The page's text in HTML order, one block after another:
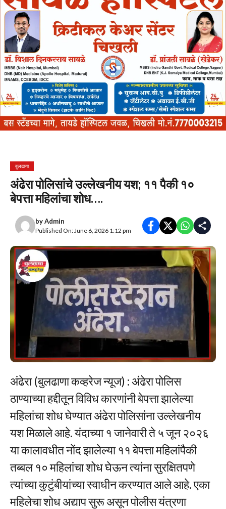
बुलढाणा
अंढेरा पोलिसांचे उल्लेखनीय यश; ११ पैकी १०
बेपत्ता महिलांचा शोध….
byAdmin
Published On: June 6, 2026 1:12 pm
अंढेरा (बुलढाणा कव्हरेज न्यूज) : अंढेरा पोलिस
ठाण्याच्या हद्दीतून विविध कारणांनी बेपत्ता झालेल्या
महिलांचा शोध घेण्यात अंढेरा पोलिसांना उल्लेखनीय
यश मिळाले आहे. यंदाच्या १ जानेवारी ते ५ जून २०२६
या कालावधीत नोंद झालेल्या ११ बेपत्ता महिलांपैकी
तब्बल १० महिलांचा शोध घेऊन त्यांना सुरक्षितपणे
त्यांच्या कुटुंबीयांच्या स्वाधीन करण्यात आले आहे. एका
महिलेचा शोध अद्याप सुरू असून पोलीस यंत्रणा